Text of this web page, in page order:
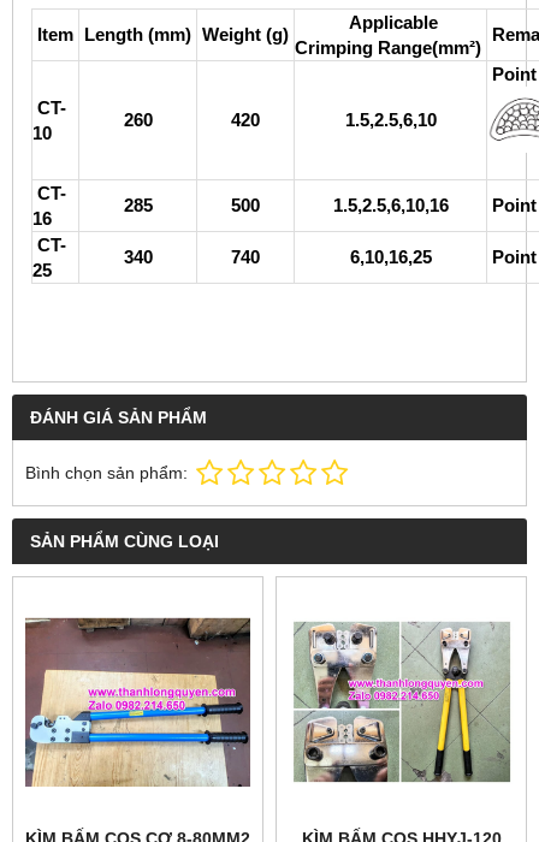
Item Length (mm) Weight (g)
Applicable
Crimping Range(mm²)
CT-
10
260 420 1.5,2.5,6,10
CT-
16
285 500 1.5,2.5,6,10,16
CT-
25
340 740 6,10,16,25
ĐÁNH GIÁ SẢN PHẨM
Bình chọn sản phẩm:
SẢN PHẨM CÙNG LOẠI
KÌM BẤM COS CƠ 8-80MM2 KÌM BẤM COS HHYJ-120